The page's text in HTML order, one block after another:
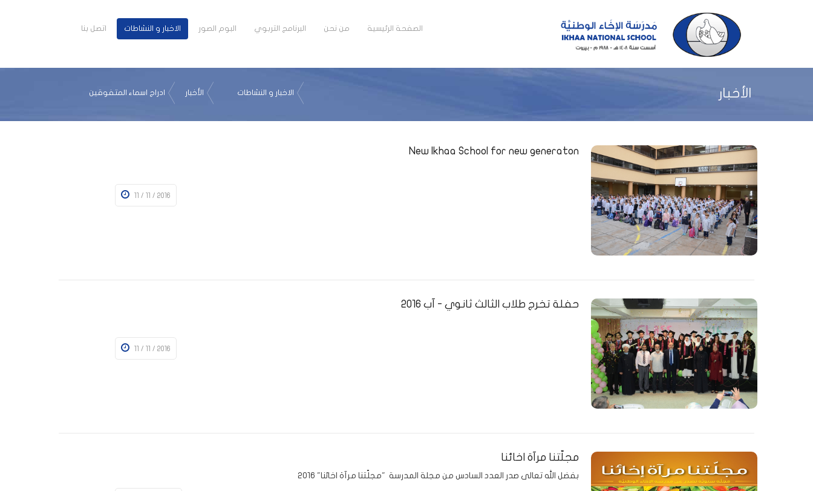
الصفحة الرئيسية من نحن البرنامج التربوي البوم الصور الاخبار و النشاطات اتصل بنا
الأخبار الاخبار و النشاطات الأخبار ادراج اسماء المتفوقين
New Ikhaa School for new generaton
11 / 11 / 2016
حفلة تخرج طلاب الثالث ثانوي - آب 2016
11 / 11 / 2016
مجلّتنا مرآة اخائنا
بفضل الله تعالى صدر العدد السادس من مجلة المدرسة "مجلّتنا مرآة اخائنا" 2016